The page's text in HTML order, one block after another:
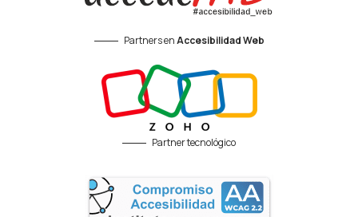
Partners enAccesibilidad Web
Partner tecnológico